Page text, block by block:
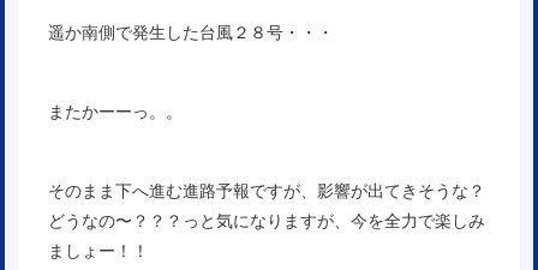
遥か南側で発生した台風２８号・・・
またかーーっ。。
そのまま下へ進む進路予報ですが、影響が出てきそうな？
どうなの〜？？？っと気になりますが、今を全力で楽しみ
ましょー！！